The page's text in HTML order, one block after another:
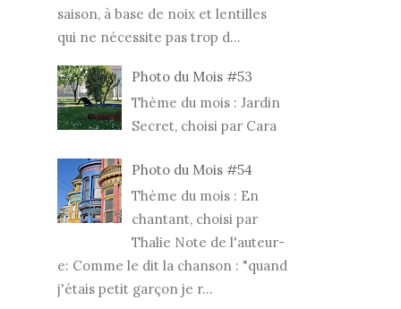
saison, à base de noix et lentilles
qui ne nécessite pas trop d...
Photo du Mois #53
Thème du mois : Jardin
Secret, choisi par Cara
Photo du Mois #54
Thème du mois : En
chantant, choisi par
Thalie Note de l'auteur-
e: Comme le dit la chanson : "quand
j'étais petit garçon je r...